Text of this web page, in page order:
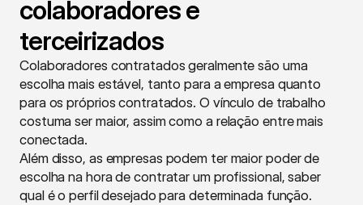
colaboradores e
terceirizados
Colaboradores contratados geralmente são uma
escolha mais estável, tanto para a empresa quanto
para os próprios contratados. O vínculo de trabalho
costuma ser maior, assim como a relação entre mais
conectada.
Além disso, as empresas podem ter maior poder de
escolha na hora de contratar um profissional, saber
qual é o perfil desejado para determinada função.